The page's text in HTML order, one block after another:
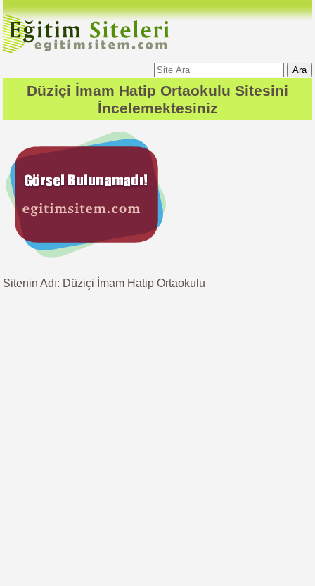
Ara
Düziçi İmam Hatip Ortaokulu Sitesini
İncelemektesiniz
Sitenin Adı: Düziçi İmam Hatip Ortaokulu